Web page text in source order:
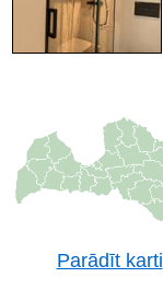
Parādīt karti